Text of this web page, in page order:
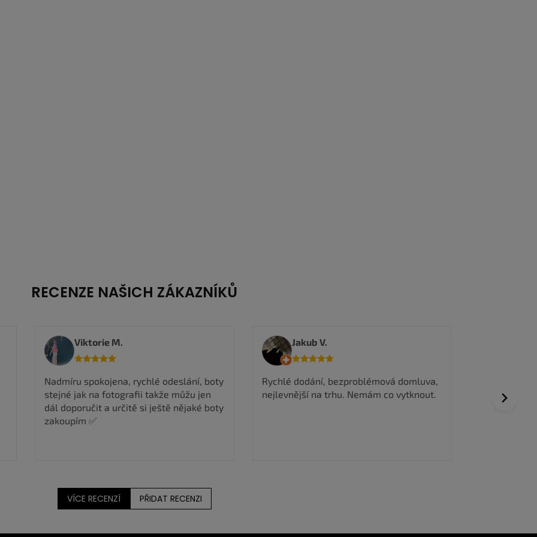
RECENZE NAŠICH ZÁKAZNÍKŮ
Viktorie M.
Nadmíru spokojena, rychlé odeslání, boty
stejné jak na fotografii takže můžu jen
dál doporučit a určitě si ještě nějaké boty
zakoupím ✅
Jakub V.
Rychlé dodání, bezproblémová domluva,
nejlevnější na trhu. Nemám co vytknout.
vyřízení
Dobrá
Next
VÍCE RECENZÍ PŘIDAT RECENZI